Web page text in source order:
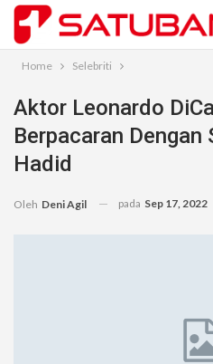
Home Selebriti
Aktor Leonardo
Berpacaran Dengan
Hadid
Oleh Deni Agil pada Sep 17, 2022